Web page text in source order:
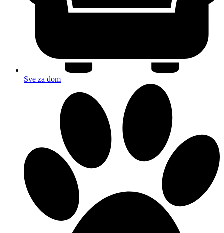
Sve za dom